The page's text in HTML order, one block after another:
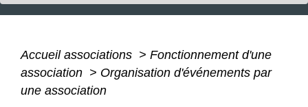
Accueil associations > Fonctionnement d'une
association > Organisation d'événements par
une association